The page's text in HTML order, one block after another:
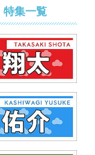
特集一覧